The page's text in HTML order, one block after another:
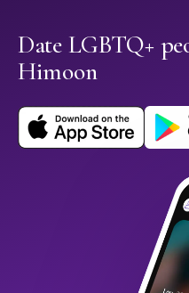
Date LGBTQ+
Himoon